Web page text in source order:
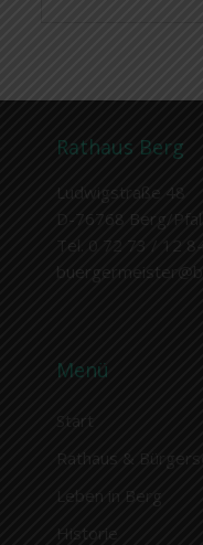
Rathaus Berg
Ludwigstraße 48
D-76768 Berg/
Tel. 0 72 73 / 12 84
Menü
Start
Rathaus &
Leben in Berg
Historie